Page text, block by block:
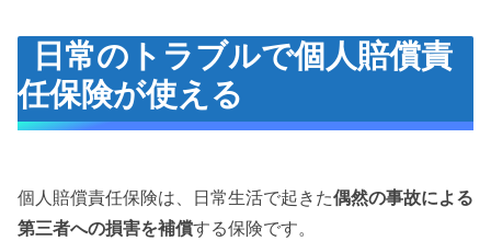
日常のトラブルで個人賠償責
任保険が使える
個人賠償責任保険は、日常生活で起きた偶然の事故による
第三者への損害を補償する保険です。